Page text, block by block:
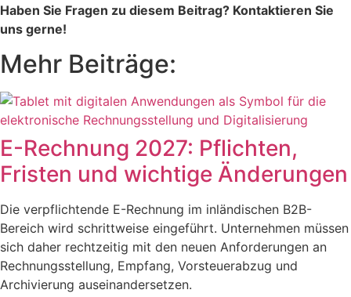
Haben Sie Fragen zu diesem Beitrag? Kontaktieren Sie
uns gerne!
Mehr Beiträge:
E-Rechnung 2027: Pflichten,
Fristen und wichtige Änderungen
Die verpflichtende E-Rechnung im inländischen B2B-
Bereich wird schrittweise eingeführt. Unternehmen müssen
sich daher rechtzeitig mit den neuen Anforderungen an
Rechnungsstellung, Empfang, Vorsteuerabzug und
Archivierung auseinandersetzen.